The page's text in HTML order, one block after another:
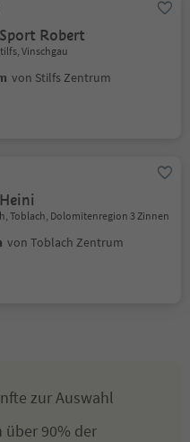
Robert
Vinschgau
von Stilfs Zentrum
Toblach, Dolomitenregion 3 Zinnen
von Toblach Zentrum
zur Auswahl
über 90% der